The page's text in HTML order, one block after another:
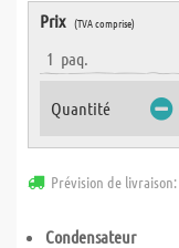
Prix (TVA comprise)
1 paq.
Quantité
Prévision de livraison:
Condensateur